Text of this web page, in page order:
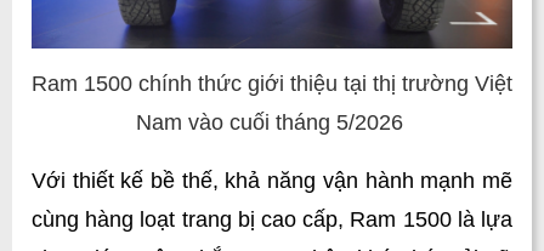
Ram 1500 chính thức giới thiệu tại thị trường Việt
Nam vào cuối tháng 5/2026
Với thiết kế bề thế, khả năng vận hành mạnh mẽ
cùng hàng loạt trang bị cao cấp, Ram 1500 là lựa